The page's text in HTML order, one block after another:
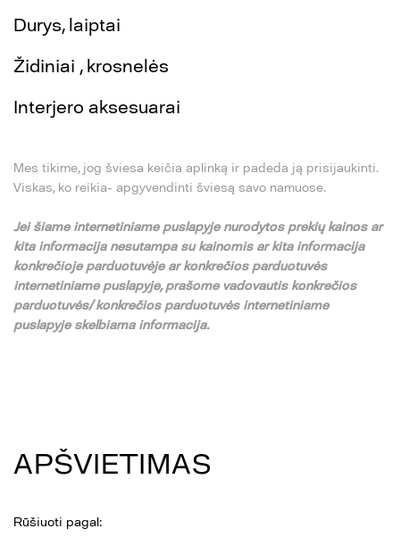
Durys, laiptai
Židiniai , krosnelės
Interjero aksesuarai
Mes tikime, jog šviesa keičia aplinką ir padeda ją prisijaukinti.
Viskas, ko reikia- apgyvendinti šviesą savo namuose.
Jeišiame internetiniame puslapyje nurodytos prekiųkainos ar
kita informacija nesutampa sukainomis ar kita informacija
konkrečioje parduotuvėje ar konkrečios parduotuvės
internetiniame puslapyje,prašome vadovautis konkrečios
parduotuvės/ konkrečios parduotuvės internetiniame
puslapyje skelbiama informacija.
APŠVIETIMAS
Rūšiuoti pagal: